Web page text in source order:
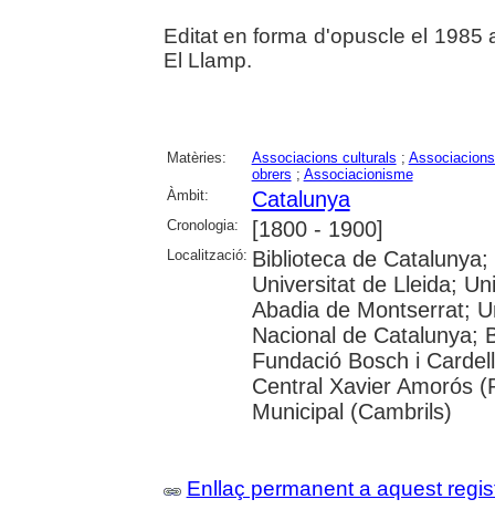
Editat en forma d'opuscle el 1985
El Llamp.
Matèries: Associacions culturals ;
obrers ; Associacionisme
Àmbit:
Catalunya
Cronologia: [1800 - 1900]
Localització: Biblioteca de
Universitat de Lleida;
Abadia de Montserrat;
Nacional de Catalunya;
Fundació Bosch i
Central Xavier Amorós
Municipal (Cambrils)
Enllaç permanent a aquest